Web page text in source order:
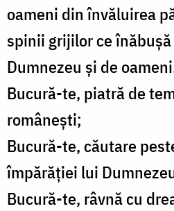
oameni din învăluirea
spinii grijilor ce
Dumnezeu și de
Bucură-te, piatră de
românești;
Bucură-te, căutare
împărăției lui
Bucură-te, râvnă cu